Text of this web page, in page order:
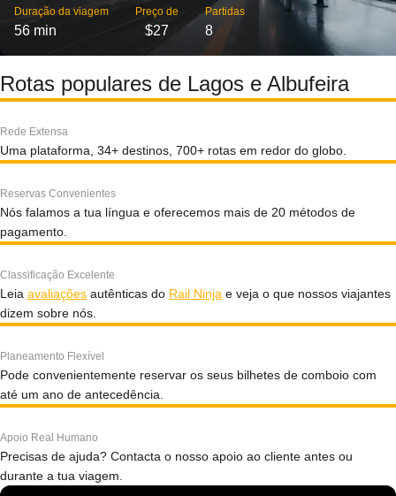
Duração da viagem
56 min
Preço de
$27
Partidas
8
Rotas populares de Lagos e Albufeira
Rede Extensa
Uma plataforma, 34+ destinos, 700+ rotas em redor do globo.
Reservas Convenientes
Nós falamos a tua língua e oferecemos mais de 20 métodos de
pagamento.
Classificação Excelente
Leia avaliações autênticas do Rail Ninja e veja o que nossos viajantes
dizem sobre nós.
Planeamento Flexível
Pode convenientemente reservar os seus bilhetes de comboio com
até um ano de antecedência.
Apoio Real Humano
Precisas de ajuda? Contacta o nosso apoio ao cliente antes ou
durante a tua viagem.